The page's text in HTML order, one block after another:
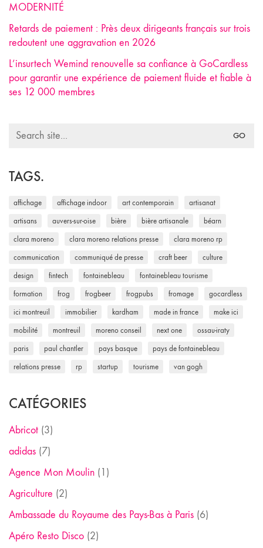
MODERNITÉ
Retards de paiement : Près deux dirigeants français sur trois
redoutent une aggravation en 2026
L’insurtech Wemind renouvelle sa confiance à GoCardless
pour garantir une expérience de paiement fluide et fiable à
ses 12 000 membres
Search
TAGS.
affichage affichage indoor art contemporain artisanat
artisans auvers-sur-oise bière bière artisanale béarn
clara moreno clara moreno relations presse clara moreno rp
communication communiqué de presse craft beer culture
design fintech fontainebleau fontainebleau tourisme
formation frog frogbeer frogpubs fromage gocardless
ici montreuil immobilier kardham made in france make ici
mobilité montreuil moreno conseil next one ossau-iraty
paris paul chantler pays basque pays de fontainebleau
relations presse rp startup tourisme van gogh
CATÉGORIES
Abricot (3)
adidas (7)
Agence Mon Moulin (1)
Agriculture (2)
Ambassade du Royaume des Pays-Bas à Paris (6)
Apéro Resto Disco (2)